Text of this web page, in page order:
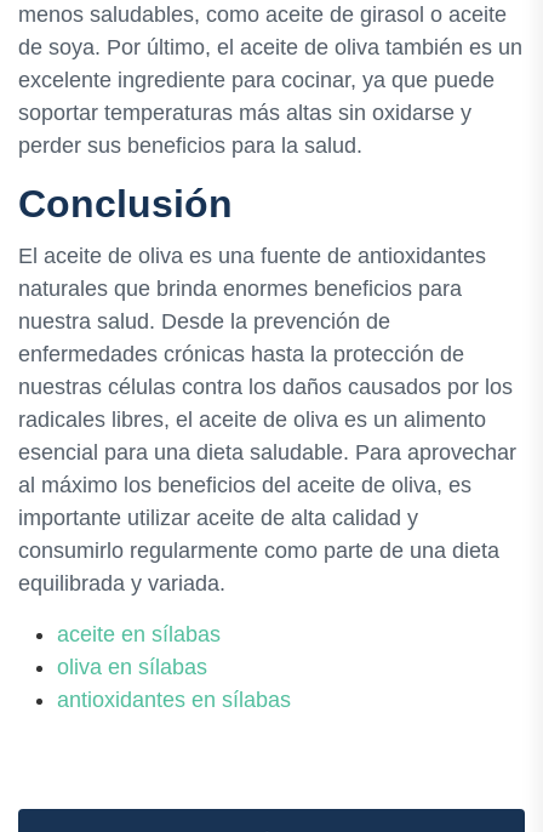
menos saludables, como aceite de girasol o aceite
de soya. Por último, el aceite de oliva también es un
excelente ingrediente para cocinar, ya que puede
soportar temperaturas más altas sin oxidarse y
perder sus beneficios para la salud.
Conclusión
El aceite de oliva es una fuente de antioxidantes
naturales que brinda enormes beneficios para
nuestra salud. Desde la prevención de
enfermedades crónicas hasta la protección de
nuestras células contra los daños causados por los
radicales libres, el aceite de oliva es un alimento
esencial para una dieta saludable. Para aprovechar
al máximo los beneficios del aceite de oliva, es
importante utilizar aceite de alta calidad y
consumirlo regularmente como parte de una dieta
equilibrada y variada.
aceite en sílabas
oliva en sílabas
antioxidantes en sílabas